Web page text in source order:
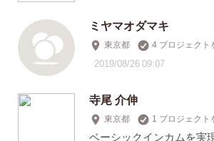
ミヤマオダマキ
東京都 4 プロジェクト
2019/08/26 09:07
寺尾 介伸
東京都 1 プロジェクト
ベーシックインカムを実